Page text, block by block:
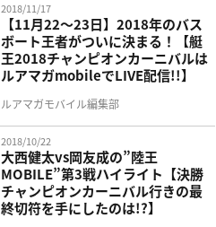
2018/11/17
【11月22～23日】2018年のバス
ボート王者がついに決まる！【艇
王2018チャンピオンカーニバルは
ルアマガmobileでLIVE配信!!】
ルアマガモバイル編集部
2018/10/22
大西健太vs岡友成の”陸王
MOBILE”第3戦ハイライト【決勝
チャンピオンカーニバル行きの最
終切符を手にしたのは!?】